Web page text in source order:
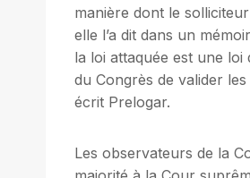
manière dont le
elle l’a dit dans un
la loi attaquée est une loi
du Congrès de valider
écrit Prelogar.
Les observateurs de la